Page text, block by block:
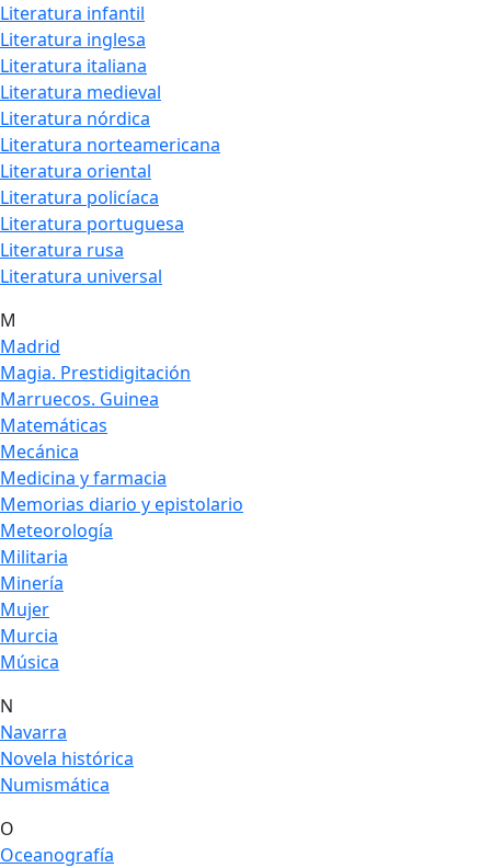
Literatura infantil
Literatura inglesa
Literatura italiana
Literatura medieval
Literatura nórdica
Literatura norteamericana
Literatura oriental
Literatura policíaca
Literatura portuguesa
Literatura rusa
Literatura universal
M
Madrid
Magia. Prestidigitación
Marruecos. Guinea
Matemáticas
Mecánica
Medicina y farmacia
Memorias diario y epistolario
Meteorología
Militaria
Minería
Mujer
Murcia
Música
N
Navarra
Novela histórica
Numismática
O
Oceanografía